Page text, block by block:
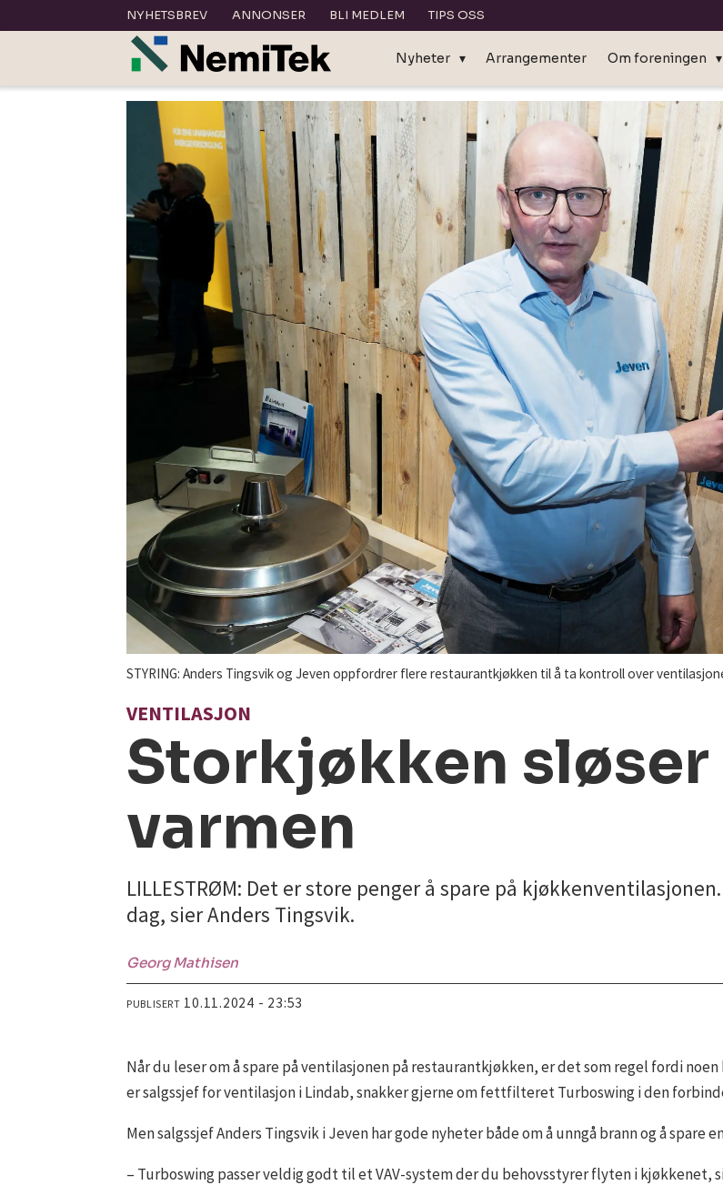
NYHETSBREV ANNONSER BLI MEDLEM TIPS OSS
Nyheter Arrangementer Om foreningen
STYRING: Anders Tingsvik og Jeven oppfordrer flere restaurantkjøkken til å ta kontroll over
VENTILASJON
Storkjøkken sløser
varmen
LILLESTRØM: Det er store penger å spare på
dag, sier Anders Tingsvik.
Georg Mathisen
PUBLISERT 10.11.2024 - 23:53
Når du leser om å spare på ventilasjonen på restaurantkjøkken, er det som regel fordi
er salgssjef for ventilasjon i Lindab, snakker gjerne om fettfilteret Turboswing i den
Men salgssjef Anders Tingsvik i Jeven har gode nyheter både om å unngå brann og å spare
– Turboswing passer veldig godt til et VAV-system der du behovsstyrer flyten i kjøkkenet,